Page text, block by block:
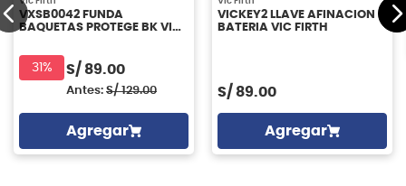
VXSB0042 FUNDA
BAQUETAS PROTEGE BK VIC
31% S/ 89.00
Antes: S/ 129.00
Agregar
VICKEY2 LLAVE AFINACION
BATERIA VIC FIRTH
S/ 89.00
Agregar